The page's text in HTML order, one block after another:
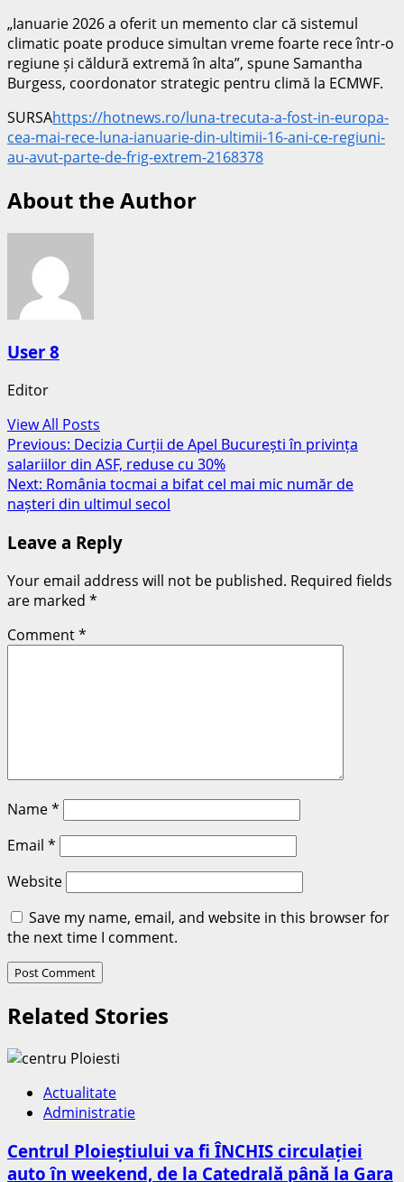
„Ianuarie 2026 a oferit un memento clar că sistemul
climatic poate produce simultan vreme foarte rece într-o
regiune și căldură extremă în alta”, spune Samantha
Burgess, coordonator strategic pentru climă la ECMWF.
SURSAhttps://hotnews.ro/luna-trecuta-a-fost-in-europa-
cea-mai-rece-luna-ianuarie-din-ultimii-16-ani-ce-regiuni-
au-avut-parte-de-frig-extrem-2168378
About the Author
User 8
Editor
View All Posts
Post
navigation
Previous: Decizia Curții de Apel București în privința
salariilor din ASF, reduse cu 30%
Next: România tocmai a bifat cel mai mic număr de
nașteri din ultimul secol
Leave a Reply
Your email address will not be published. Required fields
are marked *
Comment*
Name*
Email *
Website
Save my name, email, and website in this browser for
the next time I comment.
Related Stories
Actualitate
Administratie
Centrul Ploieștiului va fi ÎNCHIS circulației
auto în weekend, de la Catedrală până la Gara